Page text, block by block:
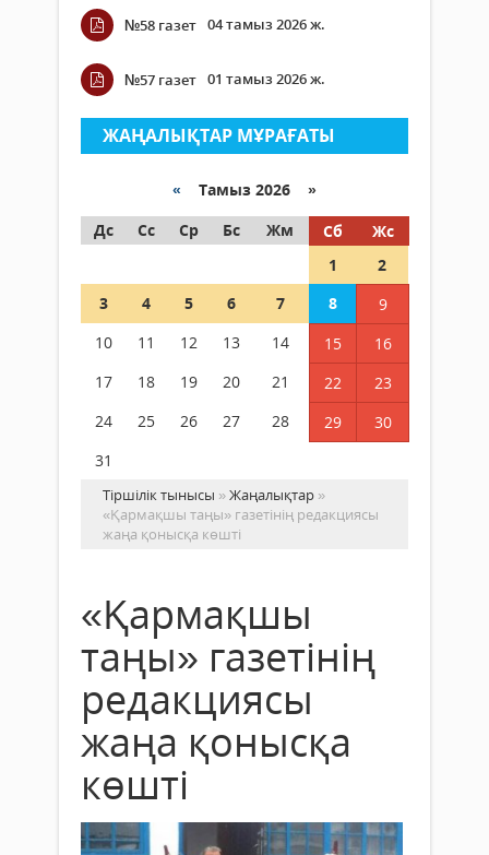
№58 газет 04 тамыз 2026 ж.
№57 газет 01 тамыз 2026 ж.
ЖАҢАЛЫҚТАР МҰРАҒАТЫ
« Тамыз 2026 »
Дс
Сс Ср Бс Жм Сб
Жс
1
2
3
4 5 6 7 8
9
10
11 12 13 14 15
16
17
18 19 20 21 22
23
24
25 26 27 28 29
30
31
Тіршілік тынысы »Жаңалықтар »
«Қармақшы таңы» газетінің редакциясы
жаңа қонысқа көшті
«Қармақшы
таңы» газетінің
редакциясы
жаңа қонысқа
көшті